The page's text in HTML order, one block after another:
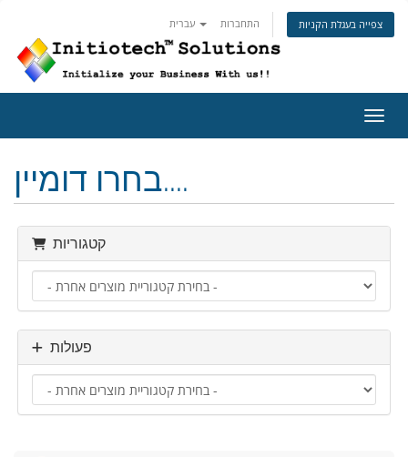
התחברות צפייה בעגלת הקניות
בחרו דומיין....
קטגוריות
פעולות